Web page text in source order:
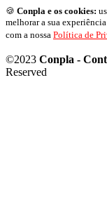
🍪 Conpla e os cookies:
melhorar a sua
com a nossa Política de
©2023 Conpla -
Reserved